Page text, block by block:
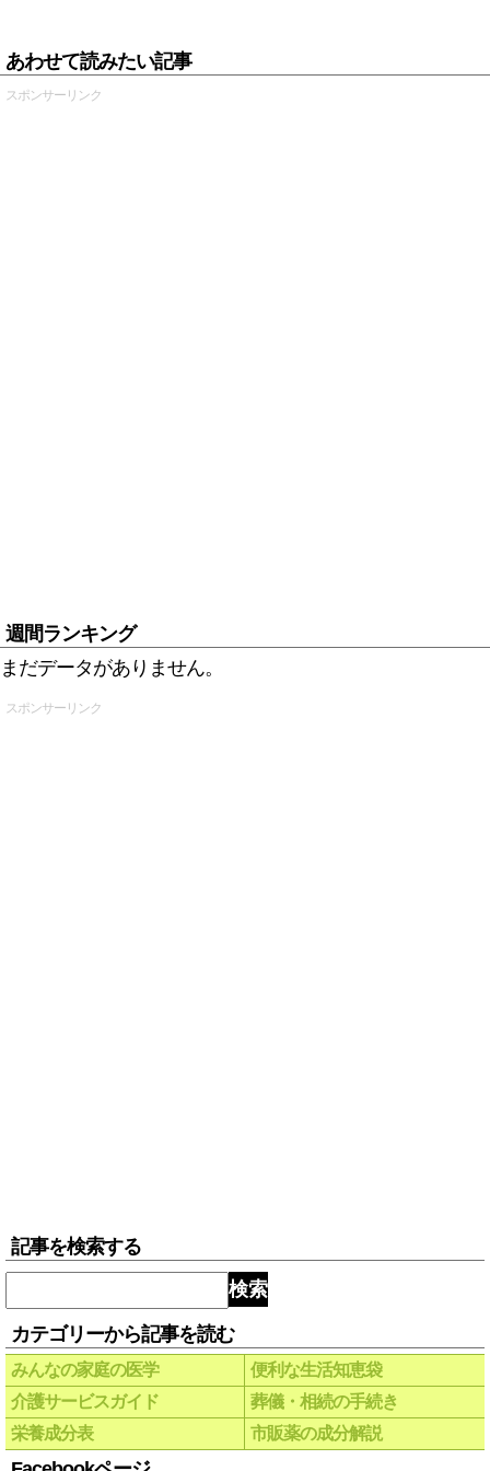
あわせて読みたい記事
スポンサーリンク
週間ランキング
まだデータがありません。
スポンサーリンク
記事を検索する
検索
カテゴリーから記事を読む
みんなの家庭の医学
便利な生活知恵袋
介護サービスガイド
葬儀・相続の手続き
栄養成分表
市販薬の成分解説